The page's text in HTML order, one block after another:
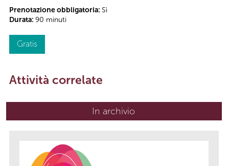
Prenotazione obbligatoria: Sì
Durata: 90 minuti
Gratis
Attività correlate
In archivio